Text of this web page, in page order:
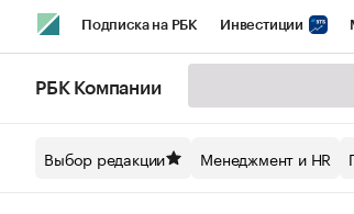
Подписка на РБК Инвестиции
Спецпроекты СПб Конференции
РБК Компании
Выбор редакции Менеджмент и HR